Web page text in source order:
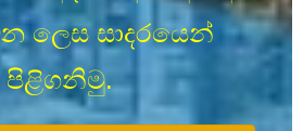
ලෙස සාදරයෙන්
පිළිගනිමු.